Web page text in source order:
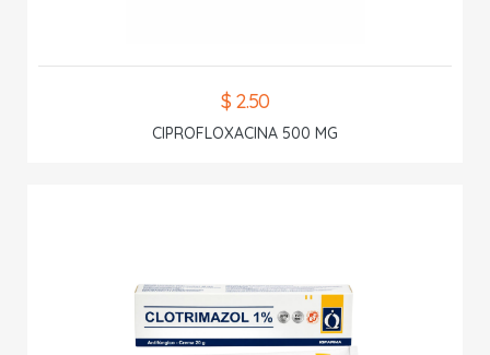
$ 2.50
CIPROFLOXACINA 500 MG